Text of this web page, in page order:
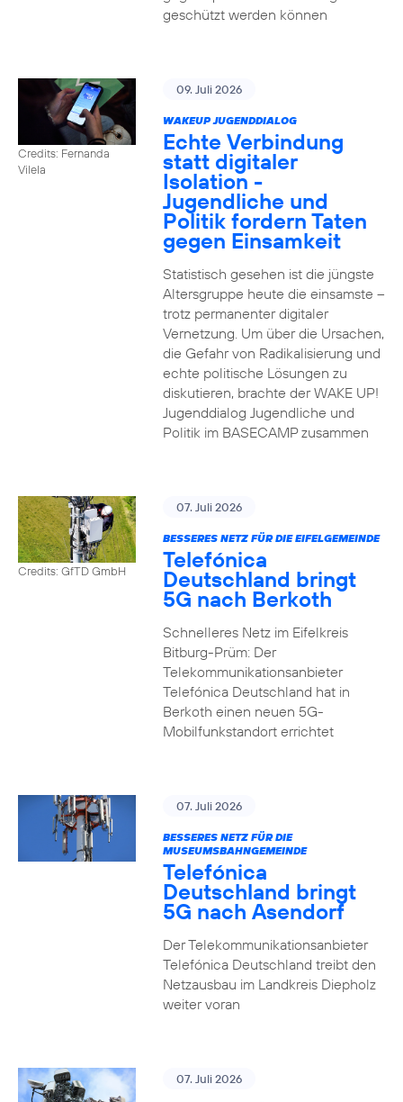
geschützt werden können
Credits: Fernanda
Vilela
09. Juli 2026
WAKEUP JUGENDDIALOG
Echte Verbindung
statt digitaler
Isolation -
Jugendliche und
Politik fordern Taten
gegen Einsamkeit
Statistisch gesehen ist die jüngste
Altersgruppe heute die einsamste –
trotz permanenter digitaler
Vernetzung. Um über die Ursachen,
die Gefahr von Radikalisierung und
echte politische Lösungen zu
diskutieren, brachte der WAKE UP!
Jugenddialog Jugendliche und
Politik im BASECAMP zusammen
Credits: GfTD GmbH
07. Juli 2026
BESSERES NETZ FÜR DIE EIFELGEMEINDE
Telefónica
Deutschland bringt
5G nach Berkoth
Schnelleres Netz im Eifelkreis
Bitburg-Prüm: Der
Telekommunikationsanbieter
Telefónica Deutschland hat in
Berkoth einen neuen 5G-
Mobilfunkstandort errichtet
07. Juli 2026
BESSERES NETZ FÜR DIE
MUSEUMSBAHNGEMEINDE
Telefónica
Deutschland bringt
5G nach Asendorf
Der Telekommunikationsanbieter
Telefónica Deutschland treibt den
Netzausbau im Landkreis Diepholz
weiter voran
07. Juli 2026